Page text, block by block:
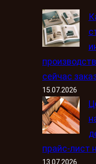
сейчас
15.07.2026
прайс-лист
13.07.2026